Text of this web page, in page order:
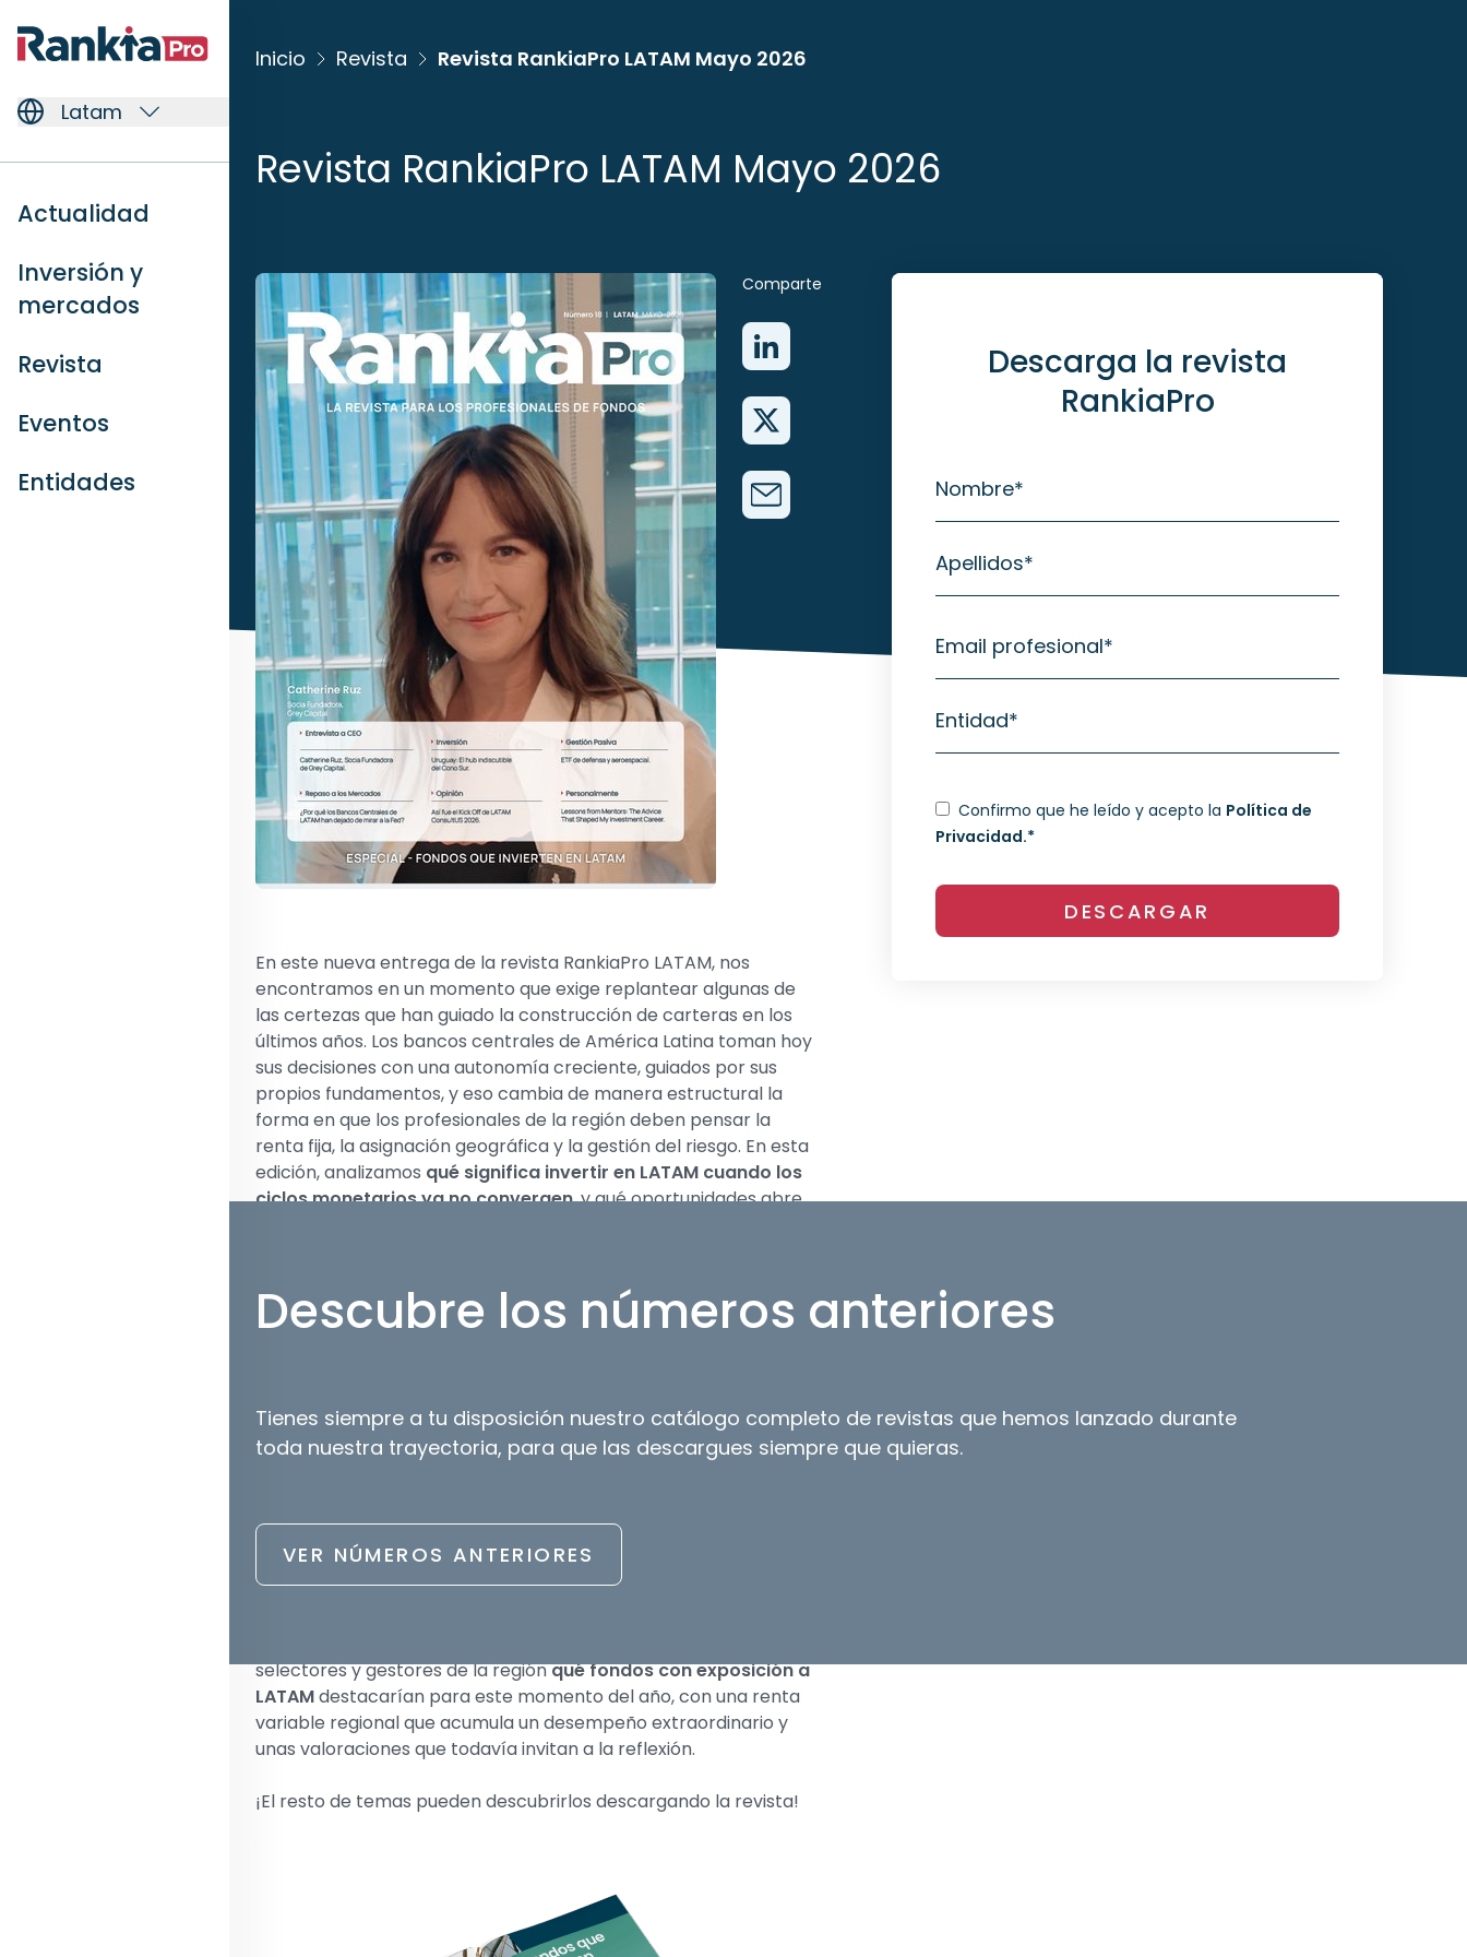
Latam
Actualidad
Inversión y
mercados
Revista
Eventos
Entidades
Inicio Revista Revista RankiaPro LATAM Mayo 2026
Revista RankiaPro LATAM Mayo 2026
Comparte
En este nueva entrega de la revista RankiaPro LATAM, nos
encontramos en un momento que exige replantear algunas de
las certezas que han guiado la construcción de carteras en los
últimos años. Los bancos centrales de América Latina toman hoy
sus decisiones con una autonomía creciente, guiados por sus
propios fundamentos, y eso cambia de manera estructural la
forma en que los profesionales de la región deben pensar la
renta fija, la asignación geográfica y la gestión del riesgo. En esta
edición, analizamos qué significa invertir en LATAM cuando los
ciclos monetarios ya no convergen, y qué oportunidades abre
Uruguay como hub indiscutible del Cono Sur. El negocio de
Wealth Management en el país sigue batiendo récords de
En esta edición de la revista, entrevistamos a Catherine Ruz
Parada. Ella es socia fundadora y presidenta del Consejo de Grey
de asesoría de inversión y enrutamiento de órdenes. Tiene
presencia en México y Colombia, y además franquició su modelo
en Argentina, Perú, Brasil y Centroamérica.
selectores y gestores de la regiónqué fondos con exposición a
LATAMdestacarían para este momento del año, con una renta
variable regional que acumula un desempeño extraordinario y
unas valoraciones que todavía invitan a la reflexión.
¡El resto de temas pueden descubrirlos descargando la revista!
Descarga la revista
RankiaPro
Nombre*
Apellidos*
Email profesional*
Entidad*
Confirmo que he leído y acepto la Política de
Privacidad.*
DESCARGAR
Descubre los números anteriores
Tienes siempre a tu disposición nuestro catálogo completo de revistas que hemos lanzado durante
toda nuestra trayectoria, para que las descargues siempre que quieras.
VER NÚMEROS ANTERIORES